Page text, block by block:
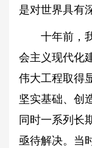
是对世界具有
十年前，我
会主义现代化
伟大工程取得
坚实基础、创
同时一系列长
亟待解决。当